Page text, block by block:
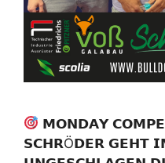
𝗠𝗢𝗡𝗗𝗔𝗬
𝗦𝗖𝗛𝗥Ö𝗗𝗘𝗥 𝗚𝗘𝗛𝗧